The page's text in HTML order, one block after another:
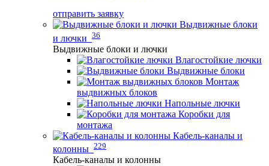
отправить заявку
Выдвижные блоки
и лючки 36
Выдвижные блоки и лючки
Влагостойкие лючки
Выдвижные блоки
Монтаж
выдвижных блоков
Напольные лючки
Коробки для
монтажа
Кабель-каналы и
колонны 229
Кабель-каналы и колонны